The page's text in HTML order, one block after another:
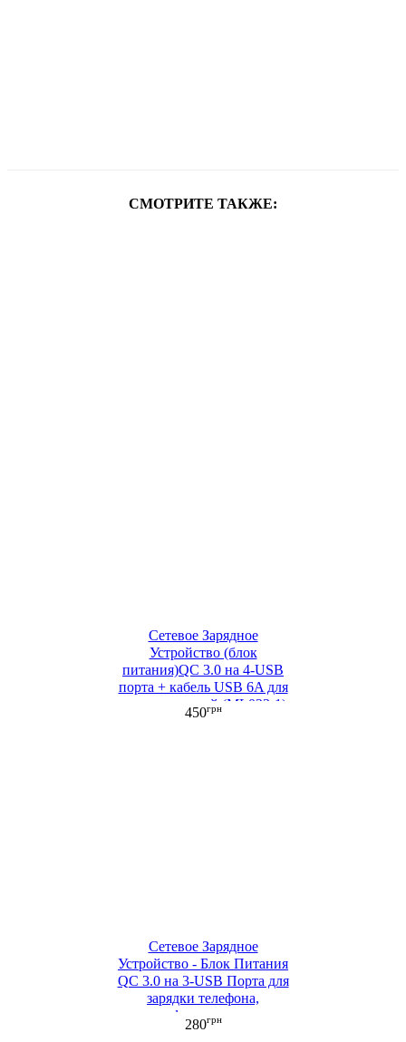
СМОТРИТЕ ТАКЖЕ:
Сетевое Зарядное
Устройство (блок
питания)QC 3.0 на 4-USB
порта + кабель USB 6A для
зарядки черный (ML023-1)
450грн
Сетевое Зарядное
Устройство - Блок Питания
QC 3.0 на 3-USB Порта для
зарядки телефона,
смартфона, планшета
черный (ML081)
280грн